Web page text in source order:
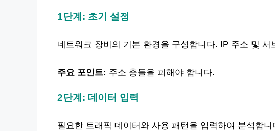
1단계: 초기 설정
네트워크 장비의 기본 환경을 구성합니다. IP 주소 및
주요 포인트: 주소 충돌을 피해야 합니다.
2단계: 데이터 입력
필요한 트래픽 데이터와 사용 패턴을 입력하여 분석합